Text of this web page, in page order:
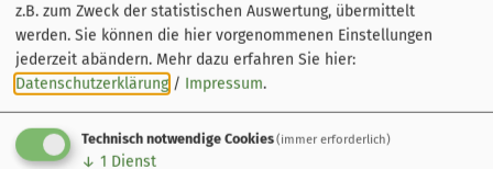
z.B. zum Zweck der statistischen Auswertung, übermittelt
werden. Sie können die hier vorgenommenen Einstellungen
jederzeit abändern. Mehr dazu erfahren Sie hier:
Datenschutzerklärung / Impressum.
Technisch notwendige Cookies(immer erforderlich)
↓ 1 Dienst